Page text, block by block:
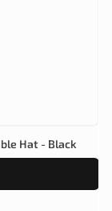
Hat - Black